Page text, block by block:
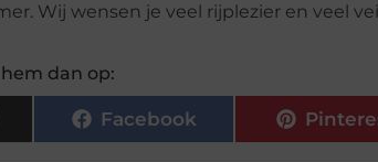
Wij wensen je veel rijplezier en veel
dan op:
Facebook